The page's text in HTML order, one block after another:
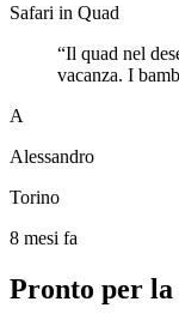
Safari in Quad
“Il quad nel
vacanza. I
A
Alessandro
Torino
8 mesi fa
Pronto per